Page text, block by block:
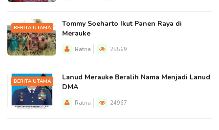
BERITA UTAMA
Tommy Soeharto Ikut Panen Raya di
Merauke
Ratna 25569
BERITA UTAMA
Lanud Merauke Beralih Nama Menjadi Lanud
DMA
Ratna 24967